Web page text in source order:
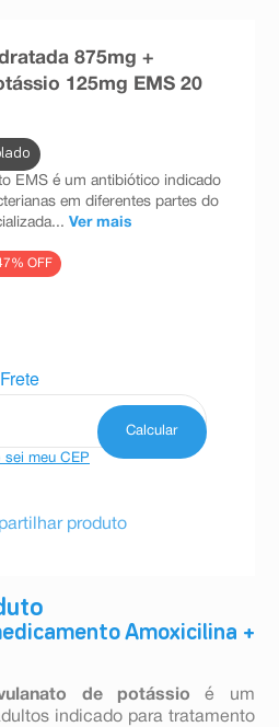
Amoxicilina +
de potássio é um
indicado para tratamento
875mg +
125mg EMS 20
EMS é um antibiótico indicado
em diferentes partes do
Ver mais
% OFF
sei meu CEP
produto